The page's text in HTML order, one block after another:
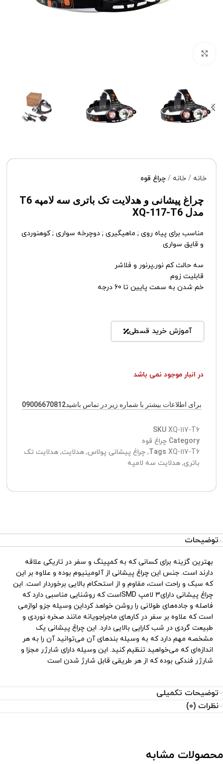
خانه خانه چراغ قوه
چراغ پیشانی و هدلایت تک باتری سه لامپه T6
مدل XQ-117-T6
مناسب برای پیاه روی ; ماهیگیری ; دوچرخه سواری ; کوهنوردی
و قایق سواری
سه حالت کم نور,پرنور و فلاشر
قابلیت زوم
خم شدن به سمت پایین تا 60 درجه
آموزش خرید قسطی
در انبار موجود نمی باشد
برای اطلاعات بیشتر با شماره زیر در تماس باشید09006670812
SKU XQ-117-T6
Category چراغ قوه
Tags XQ-117-T6
, چراغ پیشانی پولاس, هدلایت, هدلایت تک
باتری, هدلایت سه لامپه
توضیحات
بهترین گزینه برای کسانی که به کمپینگ و سفر در تاریکی علاقه
دارند است. جنس این چراغ پیشانی از آلومینیوم بوده و علاوه بر این
که سبک و راحت است، مقاوم و از استحکام بالایی برخوردار است. این
چراغ پیشانی دارای3 لامپ SMDاست که روشنایی مناسبی دارد که
فاصله و جاده‌های طولانی را روشن خواهد کرداین وسیله جزو لوازمی
است که علاوه بر سفر در کارهای ماجراجویانه مانند صخره نوردی و
طبیعت گردی در شب کارایی بالایی دارد. این چراغ پیشانی یک
مشخصه مهم دارد که به وسیله بندهای آن می‌توانید آن را به هر
اندازه‌ای که می‌خواهید تنظیم کنید. این وسیله دارای شارژر مجزا و
شارژر فندکی بوده که از هر طریقی قابل شارژ شدن است
توضیحات تکمیلی
نظرات (0)
محصولات مشابه